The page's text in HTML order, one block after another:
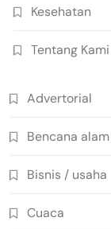
Kesehatan
Tentang Kami
Advertorial
Bencana alam
Bisnis / usaha
Cuaca